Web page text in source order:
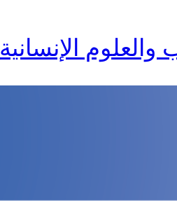
الإنسانية